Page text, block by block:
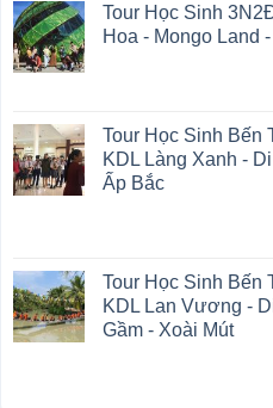
550.000 VND.
300.000 VND.
Tour Học Sinh
Hoa - Mongo Land
1.990.000 VND.
1.790.000 VND.
Tour Học Sinh Bến
KDL Làng Xanh -
Ấp Bắc
550.000 VND.
450.000 VND.
Tour Học Sinh Bến
KDL Lan Vương -
Gầm - Xoài Mút